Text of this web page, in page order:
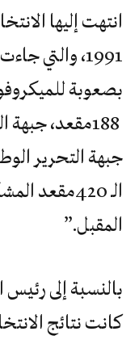
انتهت إليها
1991، والتي
‬المقبل‮”‬‭.‬
بالنسبة إلى
كانت نتائج